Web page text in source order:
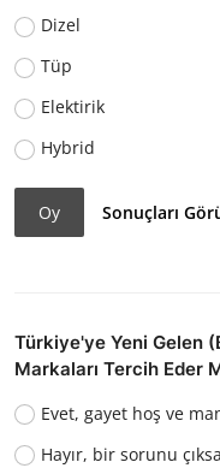
Dizel
Tüp
Elektirik
Hybrid
Oy Sonuçları
Türkiye'ye Yeni Gelen
Markaları Tercih Eder
Evet, gayet hoş ve
Hayır, bir sorunu